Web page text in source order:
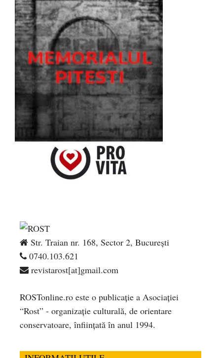
Str. Traian nr. 168, Sector 2, București
0740.103.621
revistarost[at]gmail.com
ROSTonline.ro este o publicaţie a Asociaţiei
“Rost” - organizaţie culturală, de orientare
conservatoare, înfiinţată în anul 1994.